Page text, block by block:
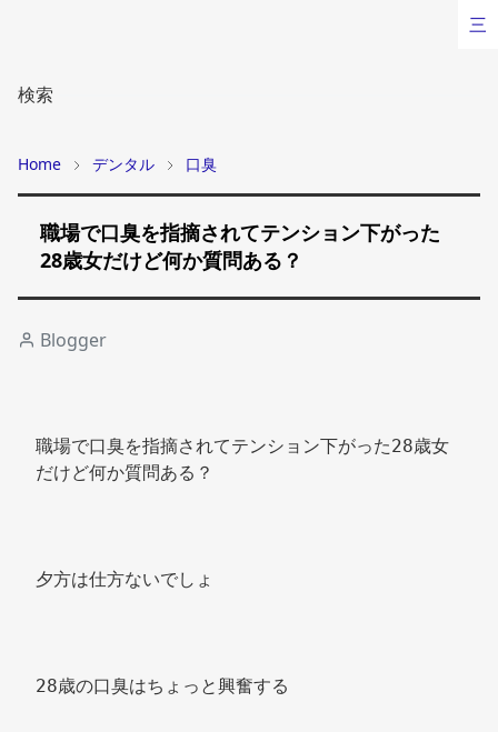
検索
Home デンタル 口臭
職場で口臭を指摘されてテンション下がった
28歳女だけど何か質問ある？
Blogger
職場で口臭を指摘されてテンション下がった28歳女
だけど何か質問ある？
夕方は仕方ないでしょ
28歳の口臭はちょっと興奮する
三